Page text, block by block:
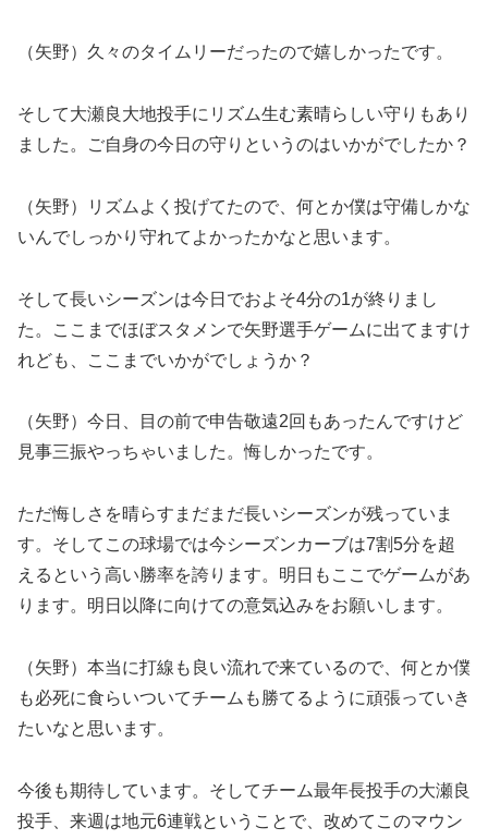
（矢野）久々のタイムリーだったので嬉しかったです。
そして大瀬良大地投手にリズム生む素晴らしい守りもあり
ました。ご自身の今日の守りというのはいかがでしたか？
（矢野）リズムよく投げてたので、何とか僕は守備しかな
いんでしっかり守れてよかったかなと思います。
そして長いシーズンは今日でおよそ4分の1が終りまし
た。ここまでほぼスタメンで矢野選手ゲームに出てますけ
れども、ここまでいかがでしょうか？
（矢野）今日、目の前で申告敬遠2回もあったんですけど
見事三振やっちゃいました。悔しかったです。
ただ悔しさを晴らすまだまだ長いシーズンが残っていま
す。そしてこの球場では今シーズンカーブは7割5分を超
えるという高い勝率を誇ります。明日もここでゲームがあ
ります。明日以降に向けての意気込みをお願いします。
（矢野）本当に打線も良い流れで来ているので、何とか僕
も必死に食らいついてチームも勝てるように頑張っていき
たいなと思います。
今後も期待しています。そしてチーム最年長投手の大瀬良
投手、来週は地元6連戦ということで、改めてこのマウン